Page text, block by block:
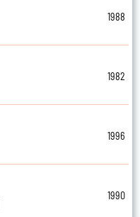
1988
1982
1996
1990